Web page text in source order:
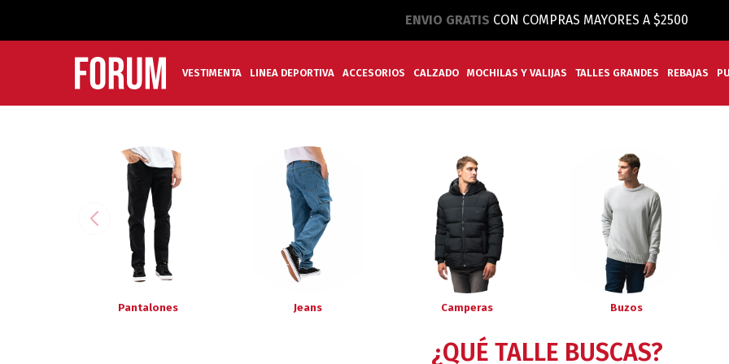
ENVIO GRATIS CON COMPRAS MAYORES A $2500
VESTIMENTA LINEA DEPORTIVA ACCESORIOS CALZADO MOCHILAS Y VALIJAS TALLES GRANDES REBAJAS
Pantalones Jeans Camperas Buzos
¿QUÉ TALLE BUSCAS?